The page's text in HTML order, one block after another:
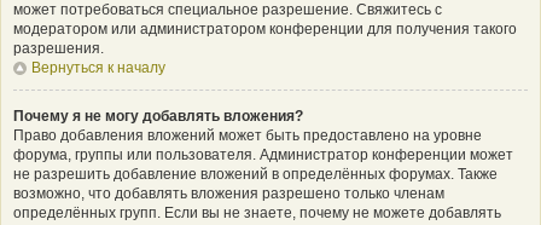
может потребоваться специальное разрешение. Свяжитесь с
модератором или администратором конференции для получения такого
разрешения.
Вернуться к началу
Почему я не могу добавлять вложения?
Право добавления вложений может быть предоставлено на уровне
форума, группы или пользователя. Администратор конференции может
не разрешить добавление вложений в определённых форумах. Также
возможно, что добавлять вложения разрешено только членам
определённых групп. Если вы не знаете, почему не можете добавлять